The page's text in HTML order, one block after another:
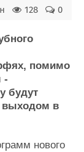
0
128
помимо
-
будут
выходом в
нового